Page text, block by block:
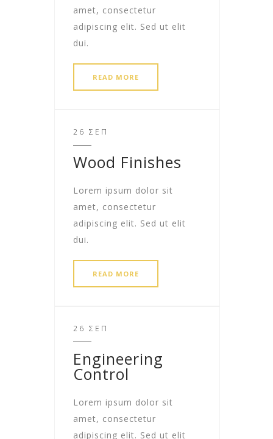
amet, consectetur
adipiscing elit. Sed ut elit
dui.
READ MORE
26 ΣΕΠ
Wood Finishes
Lorem ipsum dolor sit
amet, consectetur
adipiscing elit. Sed ut elit
dui.
READ MORE
26 ΣΕΠ
Engineering
Control
Lorem ipsum dolor sit
amet, consectetur
adipiscing elit. Sed ut elit